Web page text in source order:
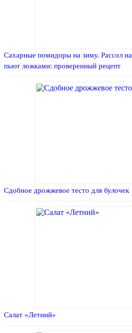
Сахарные помидоры на зиму. Рассол
пьют ложками: проверенный рецепт
Сдобное дрожжевое тесто для булочек
Салат «Летний»